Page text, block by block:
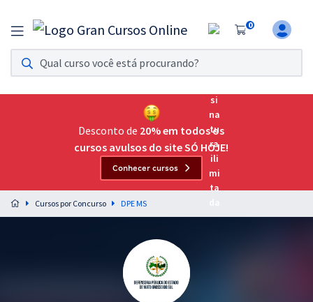
0
Assinatura Ilimitada 11
Acesso a todos os cursos. Teste grátis por 7 dias!
Assinatura OAB Até Passar
Acesso ilimitado a toda preparação para o Exame da
Preparação completa e intensiva para as principais
residências em saúde do Brasil
Desconto de 20% em todos os
cursos avulsos do site SÓ HOJE!
Conhecer cursos
Cursos por Concurso DPE MS